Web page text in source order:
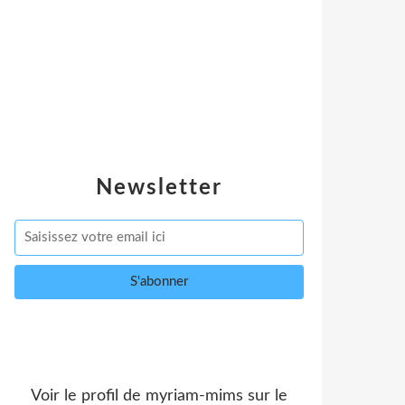
Newsletter
Voir le profil de myriam-mims sur le